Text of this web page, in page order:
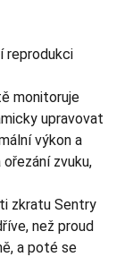
reprodukci
monitoruje
upravovat
výkon a
zvuku,
zkratu Sentry
než proud
a poté se